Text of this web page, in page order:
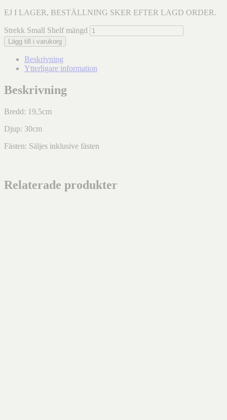
EJ I LAGER, BESTÄLLNING SKER EFTER LAGD ORDER.
Strekk Small Shelf mängd
Lägg till i varukorg
Beskrivning
Ytterligare information
Beskrivning
Bredd: 19,5cm
Djup: 30cm
Fästen: Säljes inklusive fästen
Relaterade produkter